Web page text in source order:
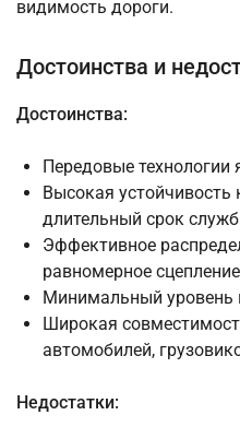
видимость дороги.
Достоинства и
Достоинства:
Передовые технологии
Высокая устойчивость
длительный срок
Эффективное
равномерное
Минимальный уровень
Широкая
автомобилей,
Недостатки: